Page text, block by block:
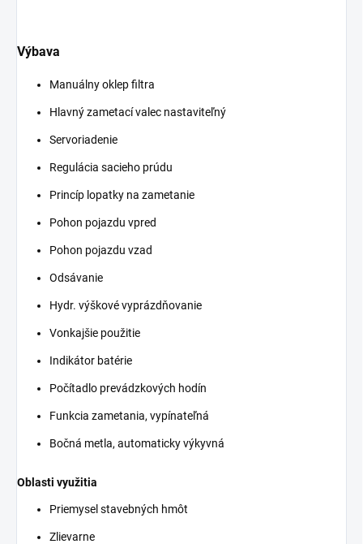
Výbava
Manuálny oklep filtra
Hlavný zametací valec nastaviteľný
Servoriadenie
Regulácia sacieho prúdu
Princíp lopatky na zametanie
Pohon pojazdu vpred
Pohon pojazdu vzad
Odsávanie
Hydr. výškové vyprázdňovanie
Vonkajšie použitie
Indikátor batérie
Počítadlo prevádzkových hodín
Funkcia zametania, vypínateľná
Bočná metla, automaticky výkyvná
Oblasti využitia
Priemysel stavebných hmôt
Zlievarne